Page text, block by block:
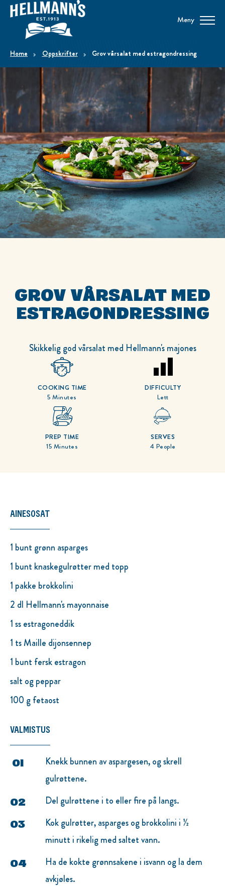
Meny
home Oppskrifter Grov vårsalat med estragondressing
GROV VÅRSALAT MED
ESTRAGONDRESSING
Skikkelig god vårsalat med Hellmann's majones
5 Minutes
COOKING TIME
Lett
DIFFICULTY
15 Minutes
PREP TIME
4 People
SERVES
AINESOSAT
1 bunt grønn asparges
1 bunt knaskegulrøtter med topp
1 pakke brokkolini
2 dl Hellmann's mayonnaise
1 ss estragoneddik
1 ts Maille dijonsennep
1 bunt fersk estragon
salt og peppar
100 g fetaost
VALMISTUS
Knekk bunnen av aspargesen, og skrell
gulrøttene.
Del gulrøttene i to eller fire på langs.
Kok gulrøtter, asparges og brokkolini i ½
minutt i rikelig med saltet vann.
Ha de kokte grønnsakene i isvann og la dem
avkjøles.